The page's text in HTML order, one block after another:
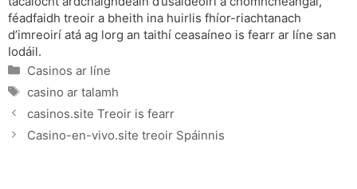
féadfaidh treoir a bheith ina huirlis fhíor-riachtanach
d’imreoirí atá ag lorg an taithí ceasaíneo is fearr ar líne san
Iodáil.
Categories
Casinos ar líne
Tags
casino ar talamh
casinos.site Treoir is fearr
Casino-en-vivo.site treoir Spáinnis